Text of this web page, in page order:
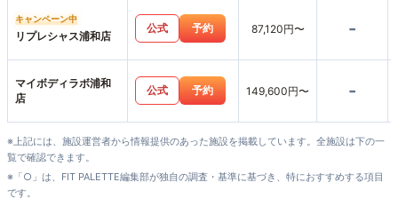
キャンペーン中
リプレシャス浦和店
公式 予約 87,120円〜 -
マイボディラボ浦和
店
公式 予約 149,600円〜 -
※上記には、施設運営者から情報提供のあった施設を掲載しています。全施設は下の一
覧で確認できます。
※「○」は、FIT PALETTE編集部が独自の調査・基準に基づき、特におすすめする項目
です。